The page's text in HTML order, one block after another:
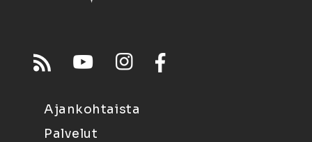
Ajankohtaista
Palvelut